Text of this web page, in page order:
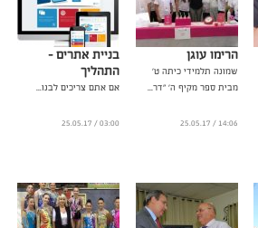
הרימו עוגן
שמונה תלמידי כיתה ט'
מבית ספר מקיף ה' "דר...
14:06 / 25.05.17
בניית אתרים -
התהליך
אם אתם צריכים לבנו...
03:00 / 25.05.17